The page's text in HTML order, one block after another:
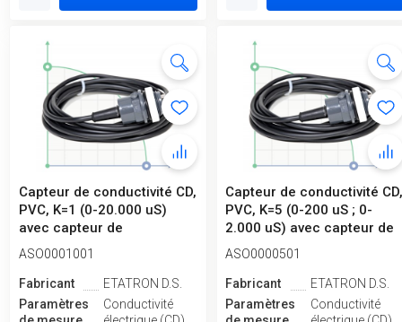
Capteur de conductivité CD,
PVC, K=1 (0-20.000 uS)
avec capteur de
température
ASO0001001
Fabricant
ETATRON D.S.
Paramètres
Conductivité
Capteur de conductivité
PVC, K=5 (0-200 uS ; 0-
2.000 uS) avec capteur de
...
ASO0000501
Fabricant
ETATRON D.S.
Paramètres
Conductivité